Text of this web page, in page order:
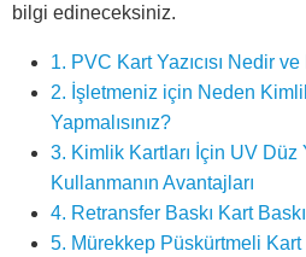
bilgi edineceksiniz.
1. PVC Kart Yazıcısı Nedir ve
2. İşletmeniz için Neden Kimlik
Yapmalısınız?
3. Kimlik Kartları İçin UV Düz
Kullanmanın Avantajları
4. Retransfer Baskı Kart
5. Mürekkep Püskürtmeli Kart